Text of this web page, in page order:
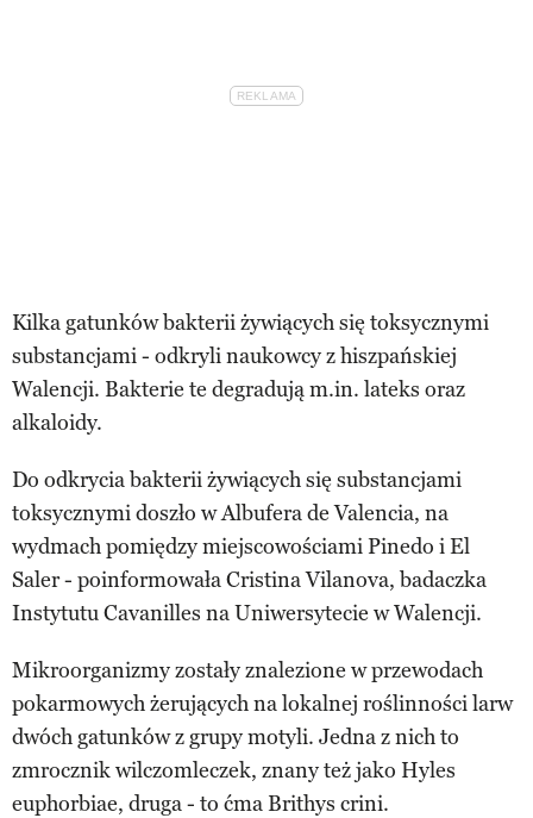
Kilka gatunków bakterii żywiących się toksycznymi
substancjami - odkryli naukowcy z hiszpańskiej
Walencji. Bakterie te degradują m.in. lateks oraz
alkaloidy.
Do odkrycia bakterii żywiących się substancjami
toksycznymi doszło w Albufera de Valencia, na
wydmach pomiędzy miejscowościami Pinedo i El
Saler - poinformowała Cristina Vilanova, badaczka
Instytutu Cavanilles na Uniwersytecie w Walencji.
Mikroorganizmy zostały znalezione w przewodach
pokarmowych żerujących na lokalnej roślinności larw
dwóch gatunków z grupy motyli. Jedna z nich to
zmrocznik wilczomleczek, znany też jako Hyles
euphorbiae, druga - to ćma Brithys crini.